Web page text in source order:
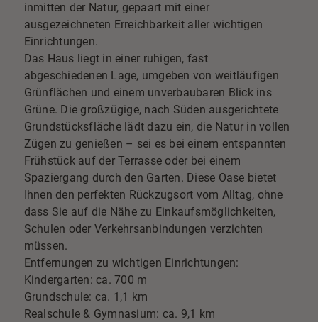
inmitten der Natur, gepaart mit einer
ausgezeichneten Erreichbarkeit aller wichtigen
Einrichtungen.
Das Haus liegt in einer ruhigen, fast
abgeschiedenen Lage, umgeben von weitläufigen
Grünflächen und einem unverbaubaren Blick ins
Grüne. Die großzügige, nach Süden ausgerichtete
Grundstücksfläche lädt dazu ein, die Natur in vollen
Zügen zu genießen – sei es bei einem entspannten
Frühstück auf der Terrasse oder bei einem
Spaziergang durch den Garten. Diese Oase bietet
Ihnen den perfekten Rückzugsort vom Alltag, ohne
dass Sie auf die Nähe zu Einkaufsmöglichkeiten,
Schulen oder Verkehrsanbindungen verzichten
müssen.
Entfernungen zu wichtigen Einrichtungen:
Kindergarten: ca. 700 m
Grundschule: ca. 1,1 km
Realschule & Gymnasium: ca. 9,1 km